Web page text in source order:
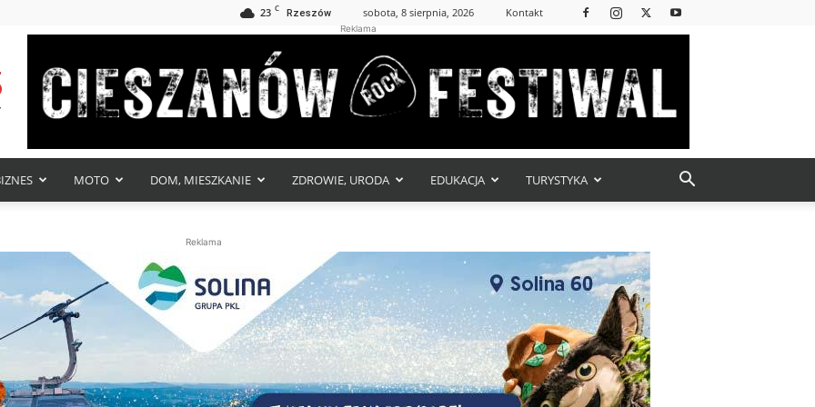
23 C Rzeszów sobota, 8 sierpnia, 2026 Kontakt
Reklama
MOTO DOM, MIESZKANIE ZDROWIE, URODA EDUKACJA TURYSTYKA
Reklama